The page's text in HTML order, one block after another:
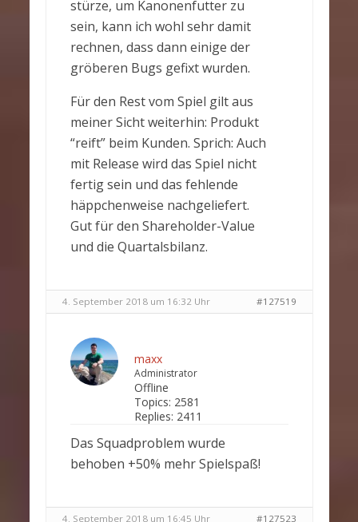
stürze, um Kanonenfutter zu
sein, kann ich wohl sehr damit
rechnen, dass dann einige der
gröberen Bugs gefixt wurden.
Für den Rest vom Spiel gilt aus
meiner Sicht weiterhin: Produkt
“reift” beim Kunden. Sprich: Auch
mit Release wird das Spiel nicht
fertig sein und das fehlende
häppchenweise nachgeliefert.
Gut für den Shareholder-Value
und die Quartalsbilanz.
4. September 2018 um 16:32 Uhr #127519
maxx
Administrator
Offline
Topics: 2581
Replies: 2411
Das Squadproblem wurde
behoben +50% mehr Spielspaß!
4. September 2018 um 16:45 Uhr #127523